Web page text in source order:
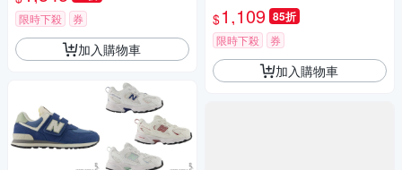
限時下殺 券
加入購物車
$1,109 85折
限時下殺 券
加入購物車